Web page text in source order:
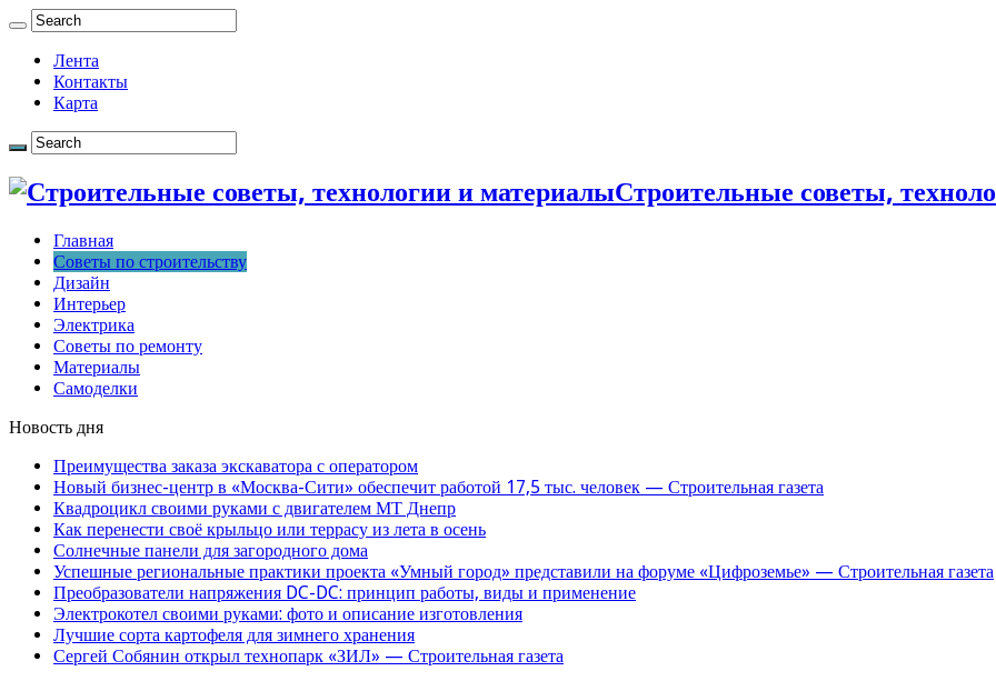
Лента
Контакты
Карта
Строительные советы,
Главная
Советы по строительству
Дизайн
Интерьер
Электрика
Советы по ремонту
Материалы
Самоделки
Новость дня
Преимущества заказа экскаватора с оператором
Новый бизнес-центр в «Москва-Сити» обеспечит работой 17,5 тыс. человек — Строительная газета
Квадроцикл своими руками с двигателем МТ Днепр
Как перенести своё крыльцо или террасу из лета в осень
Солнечные панели для загородного дома
Успешные региональные практики проекта «Умный город» представили на форуме «Цифроземье» — Строительная газета
Преобразователи напряжения DC-DC: принцип работы, виды и применение
Электрокотел своими руками: фото и описание изготовления
Лучшие сорта картофеля для зимнего хранения
Сергей Собянин открыл технопарк «ЗИЛ» — Строительная газета